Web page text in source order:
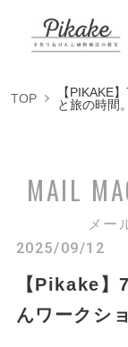
TOP
【PIKAKE
と旅の時間。
MAIL
メー
2025/09/12
【Pikake】
んワークシ